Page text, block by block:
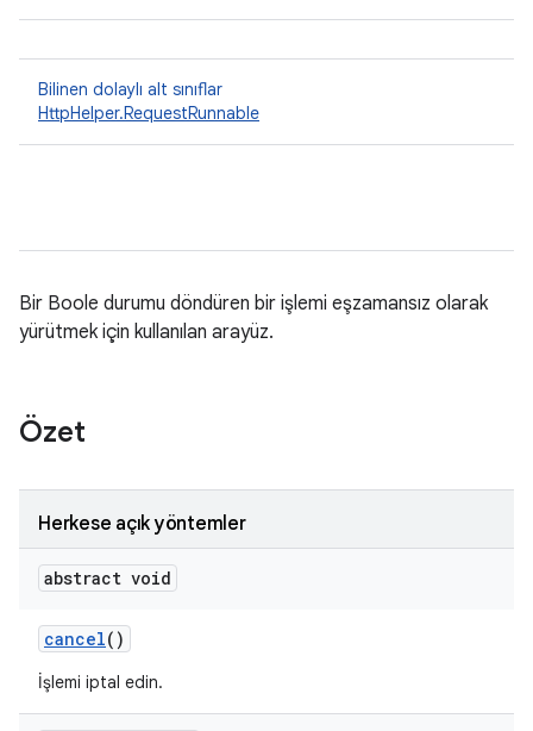
Bilinen dolaylı alt sınıflar
HttpHelper.RequestRunnable
Bir Boole durumu döndüren bir işlemi eşzamansız olarak
yürütmek için kullanılan arayüz.
Özet
Herkese açık yöntemler
abstract void
cancel()
İşlemi iptal edin.